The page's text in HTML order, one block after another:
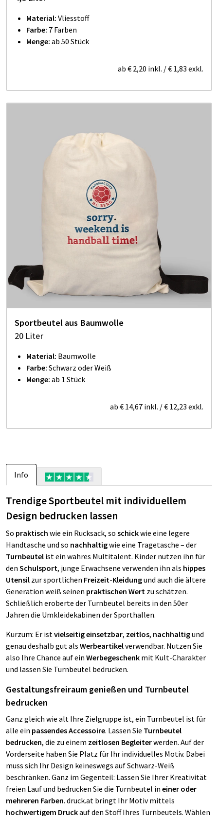
Material: Vliesstoff
Farbe: 7 Farben
Menge: ab 50 Stück
ab € 2,20 inkl. /€ 1,83 exkl.
Sportbeutel aus Baumwolle
20 Liter
Material: Baumwolle
Farbe: Schwarz oder Weiß
Menge: ab 1 Stück
ab € 14,67 inkl. /€ 12,23 exkl.
Info
Trendige Sportbeutel mit individuellem
Design bedrucken lassen
So praktisch wie ein Rucksack, so schickwie eine legere
Handtasche und so nachhaltigwie eine Tragetasche – der
Turnbeutel ist ein wahres Multitalent. Kinder nutzen ihn für
den Schulsport, junge Erwachsene verwenden ihn als hippes
Utensil zur sportlichen Freizeit-Kleidungund auch die ältere
Generation weiß seinen praktischen Wert zu schätzen.
Schließlich eroberte der Turnbeutel bereits in den 50er
Jahren die Umkleidekabinen der Sporthallen.
Kurzum: Er ist vielseitig einsetzbar, zeitlos, nachhaltigund
genau deshalb gut als Werbeartikelverwendbar. Nutzen Sie
also Ihre Chance auf ein Werbegeschenk mit Kult-Charakter
und lassen Sie Turnbeutel bedrucken.
Gestaltungsfreiraum genießen und Turnbeutel
bedrucken
Ganz gleich wie alt Ihre Zielgruppe ist, ein Turnbeutel ist für
alle ein passendes Accessoire. Lassen Sie Turnbeutel
bedrucken, die zu einem zeitlosen Begleiterwerden. Auf der
Vorderseite haben Sie Platz für Ihr individuelles Motiv. Dabei
muss sich Ihr Design keineswegs auf Schwarz-Weiß
beschränken. Ganz im Gegenteil: Lassen Sie Ihrer Kreativität
freien Lauf und bedrucken Sie die Turnbeutel in einer oder
mehreren Farben. druck.at bringt Ihr Motiv mittels
hochwertigem Druckauf den Stoff Ihres Turnbeutels. Wählen